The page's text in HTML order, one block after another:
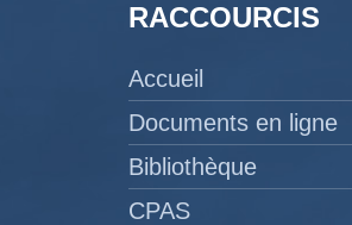
RACCOURCIS
Accueil
Documents en ligne
Bibliothèque
CPAS